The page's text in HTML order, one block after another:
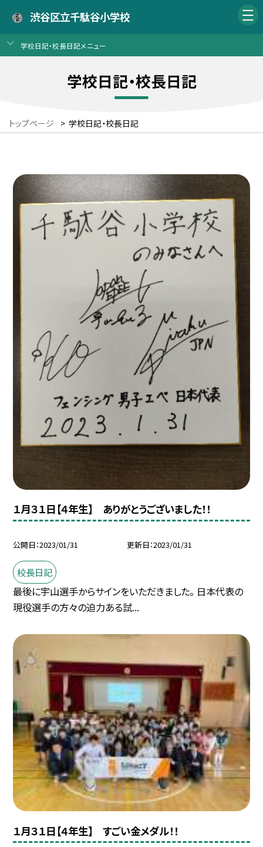
渋谷区立千駄谷小学校
学校日記・校長日記メニュー
学校日記・校長日記
トップページ > 学校日記・校長日記
１月３１日【４年生】 ありがとうございました！！
公開日 2023/01/31 更新日 2023/01/31
校長日記
最後に宇山選手からサインをいただきました。 日本代表の
現役選手の方々の迫力ある試...
１月３１日【４年生】 すごい金メダル！！